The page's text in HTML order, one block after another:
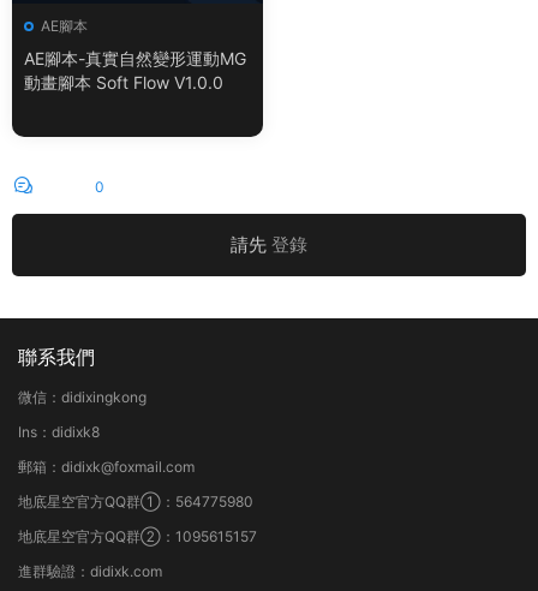
AE腳本
AE腳本-真實自然變形運動MG
動畫腳本 Soft Flow V1.0.0
0
請先 登錄
聯系我們
微信：didixingkong
Ins：didixk8
郵箱：didixk@foxmail.com
地底星空官方QQ群①：564775980
地底星空官方QQ群②：1095615157
進群驗證：didixk.com